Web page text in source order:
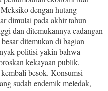
dengan hutang
dimulai pada akhir tahun
dan ditemukannya cadangan
ditemukan di bagian
politisi yakin bahwa
kekayaan publik,
besok. Konsumsi
sudah ende­mik meledak,